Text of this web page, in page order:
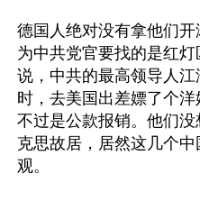
德国人绝对没有拿他们
为中共党官要找的是红
说，中共的最高领导人
时，去美国出差嫖了个洋
不过是公款报销。他们
克思故居，居然这几个
观。